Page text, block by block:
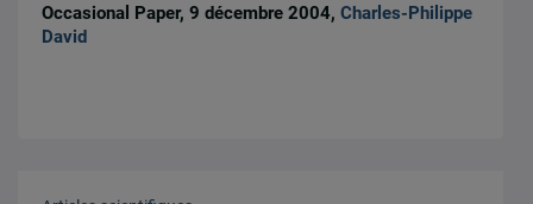
Occasional Paper, 9 décembre 2004,Charles-Philippe
David